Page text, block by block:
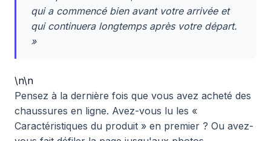
qui a commencé bien avant votre arrivée et
qui continuera longtemps après votre départ.
»
\n\n
Pensez à la dernière fois que vous avez acheté des
chaussures en ligne. Avez-vous lu les «
Caractéristiques du produit » en premier ? Ou avez-